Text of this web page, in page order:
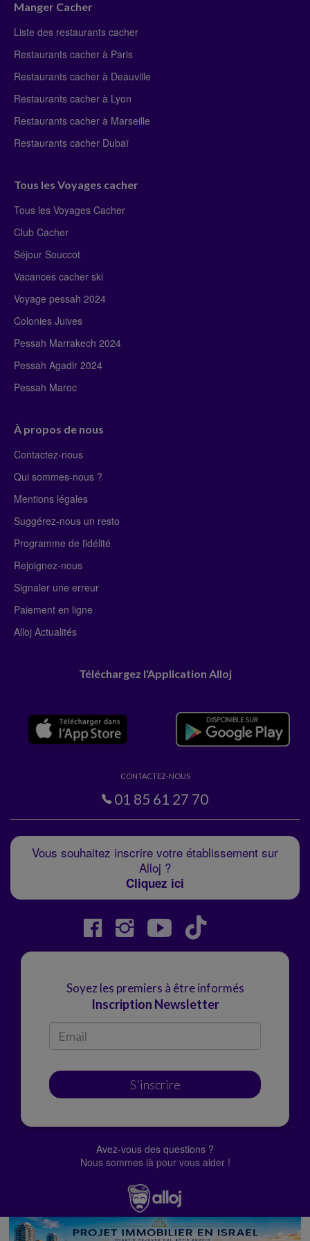
Manger Cacher
Liste des restaurants cacher
Restaurants cacher à Paris
Restaurants cacher à Deauville
Restaurants cacher à Lyon
Restaurants cacher à Marseille
Restaurants cacher Dubaï
Tous les Voyages cacher
Tous les Voyages Cacher
Club Cacher
Séjour Souccot
Vacances cacher ski
Voyage pessah 2024
Colonies Juives
Pessah Marrakech 2024
Pessah Agadir 2024
Pessah Maroc
À propos de nous
Contactez-nous
Qui sommes-nous ?
Mentions légales
Suggérez-nous un resto
Programme de fidélité
Rejoignez-nous
Signaler une erreur
Paiement en ligne
Alloj Actualités
Téléchargez l'Application Alloj
CONTACTEZ-NOUS
01 85 61 27 70
Vous souhaitez inscrire votre établissement sur
Alloj ?
Cliquez ici
Soyez les premiers à être informés
Inscription Newsletter
S'inscrire
Avez-vous des questions ?
Nous sommes là pour vous aider !
© Alloj.2022 Tous droits réservés